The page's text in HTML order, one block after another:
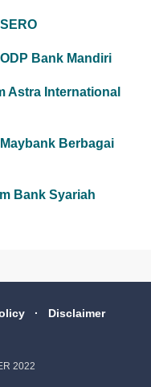
Bank Mandiri
Astra International
Berbagai
Bank Syariah
Disclaimer
2022